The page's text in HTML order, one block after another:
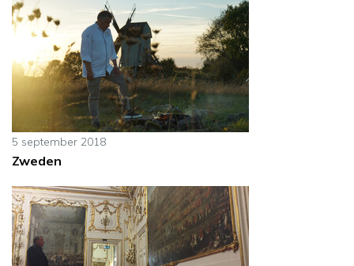
5 september 2018
Zweden